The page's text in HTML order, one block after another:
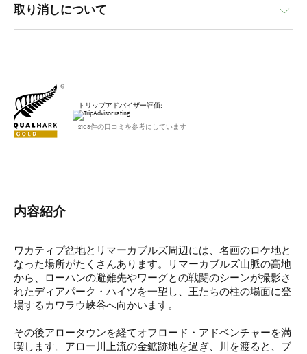
取り消しについて
トリップアドバイザー評価:
2108件の口コミを参考にしています
内容紹介
ワカティプ盆地とリマーカブルズ周辺には、名画のロケ地と
なった場所がたくさんあります。リマーカブルズ山脈の高地
から、ローハンの避難先やワーグとの戦闘のシーンが撮影さ
れたディアパーク・ハイツを一望し、王たちの柱の場面に登
場するカワラウ峡谷へ向かいます。
その後アロータウンを経てオフロード・アドベンチャーを満
喫します。アロー川上流の金鉱跡地を過ぎ、川を渡ると、ブ